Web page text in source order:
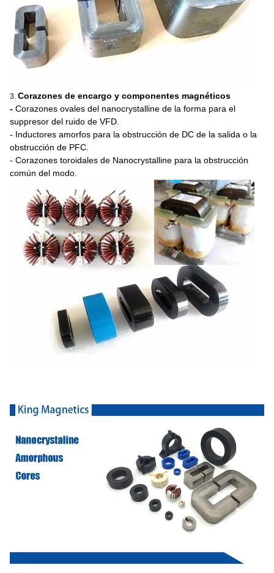
3. Corazones de encargo y componentes magnéticos
- Corazones ovales del nanocrystalline de la forma para el
suppresor del ruido de VFD.
- Inductores amorfos para la obstrucción de DC de la salida o la
obstrucción de PFC.
- Corazones toroidales de Nanocrystalline para la obstrucción
común del modo.